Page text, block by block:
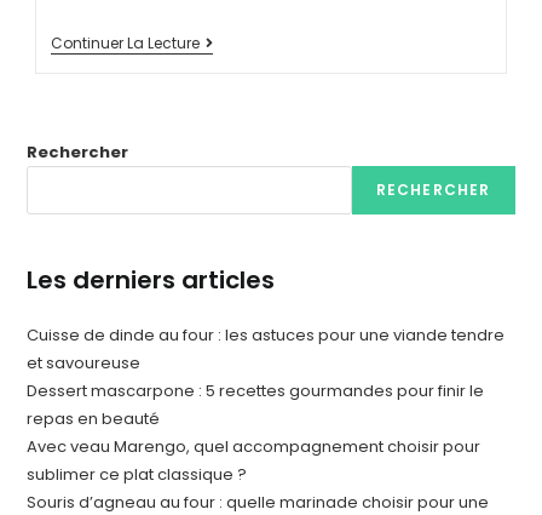
Continuer La Lecture
Rechercher
RECHERCHER
Les derniers articles
Cuisse de dinde au four : les astuces pour une viande tendre
et savoureuse
Dessert mascarpone : 5 recettes gourmandes pour finir le
repas en beauté
Avec veau Marengo, quel accompagnement choisir pour
sublimer ce plat classique ?
Souris d’agneau au four : quelle marinade choisir pour une